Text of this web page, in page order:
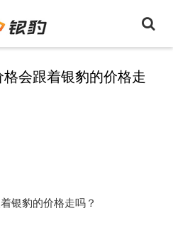
会跟着银豹的价格走
银豹的价格走吗？